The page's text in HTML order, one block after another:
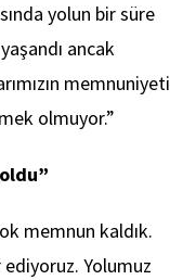
yolun bir süre
ancak
memnuniyeti
olmuyor.”
memnun kaldık.
Yolumuz